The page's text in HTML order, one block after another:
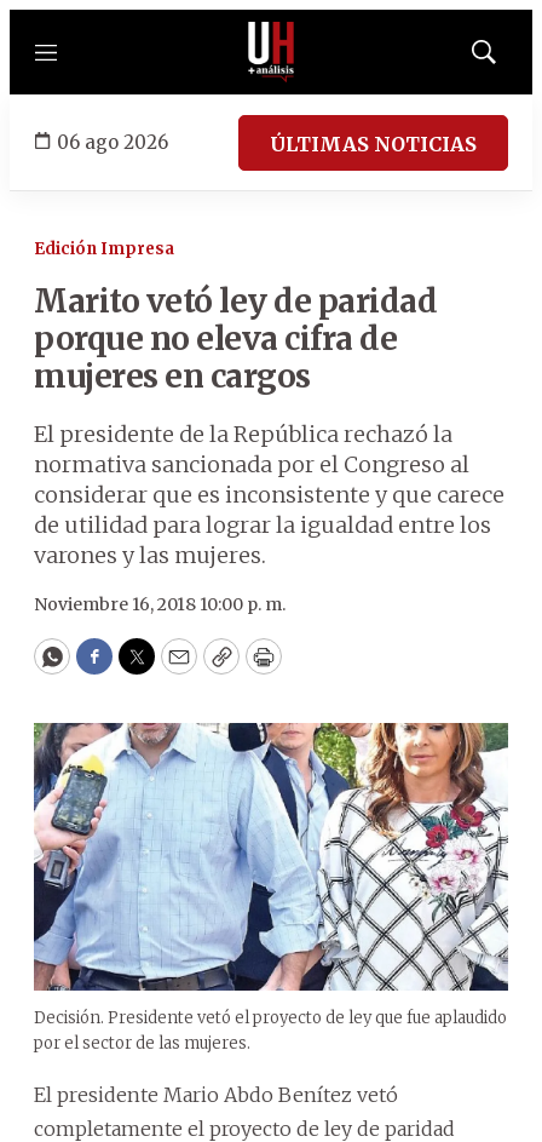
Menú
Mostrar
06 ago 2026 ÚLTIMAS NOTICIAS
Edición Impresa
Marito vetó ley de paridad
porque no eleva cifra de
mujeres en cargos
El presidente de la República rechazó la
normativa sancionada por el Congreso al
considerar que es inconsistente y que carece
de utilidad para lograr la igualdad entre los
varones y las mujeres.
Noviembre 16, 2018 10:00 p. m.
WhatsApp
Facebook
Twitter
EmailCopyPrint
Decisión. Presidente vetó el proyecto de ley que fue aplaudido
por el sector de las mujeres.
El presidente Mario Abdo Benítez vetó
completamente el proyecto de ley de paridad